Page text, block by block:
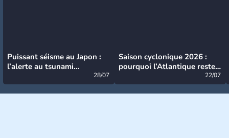
Puissant séisme au Japon :
l’alerte au tsunami
28/07
Saison cyclonique 2026 :
pourquoi l’Atlantique reste
22/07